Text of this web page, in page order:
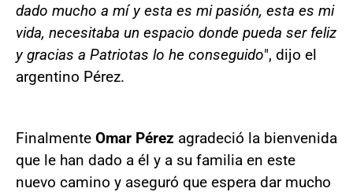
dado mucho a mí y esta es mi pasión, esta es mi
vida, necesitaba un espacio donde pueda ser feliz
y gracias a Patriotas lo he conseguido", dijo el
argentino Pérez.
Finalmente Omar Pérez agradeció la bienvenida
que le han dado a él y a su familia en este
nuevo camino y aseguró que espera dar mucho